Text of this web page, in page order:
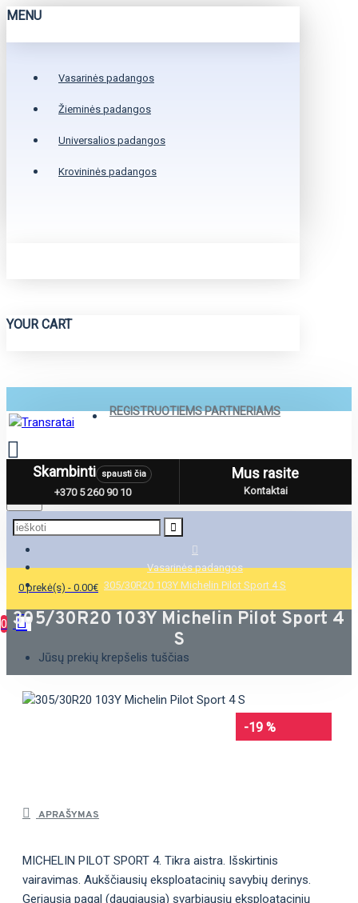
MENU
Vasarinės padangos
Žieminės padangos
Universalios padangos
Krovininės padangos
YOUR CART
REGISTRUOTIEMS PARTNERIAMS
Menu
0 prekė(s) - 0.00€
0
Jūsų prekių krepšelis tuščias
Skambinti spausti čia
+370 5 260 90 10
Mus rasite
Kontaktai
Vasarinės padangos
305/30R20 103Y Michelin Pilot Sport 4 S
305/30R20 103Y Michelin Pilot Sport 4
S
-19 %
APRAŠYMAS
MICHELIN PILOT SPORT 4. Tikra aistra. Išskirtinis
vairavimas. Aukščiausių eksploatacinių savybių derinys.
Geriausia pagal (daugiausia) svarbiausių eksploatacinių